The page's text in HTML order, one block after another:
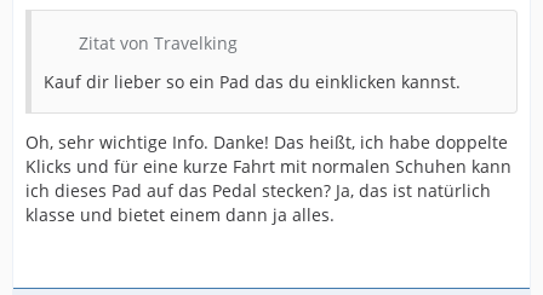
Zitat von Travelking
Kauf dir lieber so ein Pad das du einklicken kannst.
Oh, sehr wichtige Info. Danke! Das heißt, ich habe doppelte
Klicks und für eine kurze Fahrt mit normalen Schuhen kann
ich dieses Pad auf das Pedal stecken? Ja, das ist natürlich
klasse und bietet einem dann ja alles.